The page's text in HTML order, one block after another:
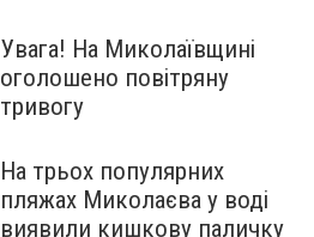
Увага! На Миколаївщині
оголошено повітряну
тривогу
На трьох популярних
пляжах Миколаєва у воді
виявили кишкову паличку